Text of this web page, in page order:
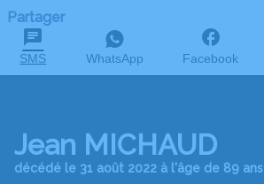
Partager
SMS WhatsApp Facebook
Jean MICHAUD
décédé le 31 août 2022 à l'âge de 89 ans